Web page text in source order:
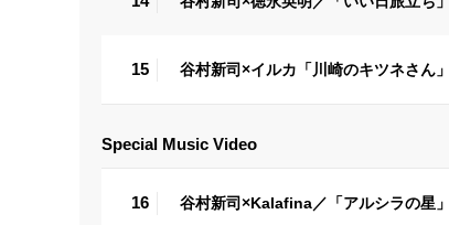
15 谷村新司×イルカ「川崎のキツネさん」
Special Music Video
16 谷村新司×Kalafina／「アルシラの星」